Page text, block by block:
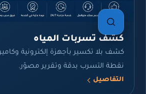
كشف تسربات المياه
كشف بلا تكسير بأجهزة إلكترونية وكاميرا
نقطة التسرب بدقة وتقرير مصوّر.
التفاصيل